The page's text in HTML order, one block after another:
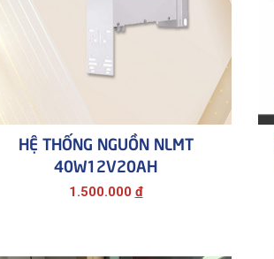
HỆ THỐNG NGUỒN NLMT
40W12V20AH
1.500.000 đ